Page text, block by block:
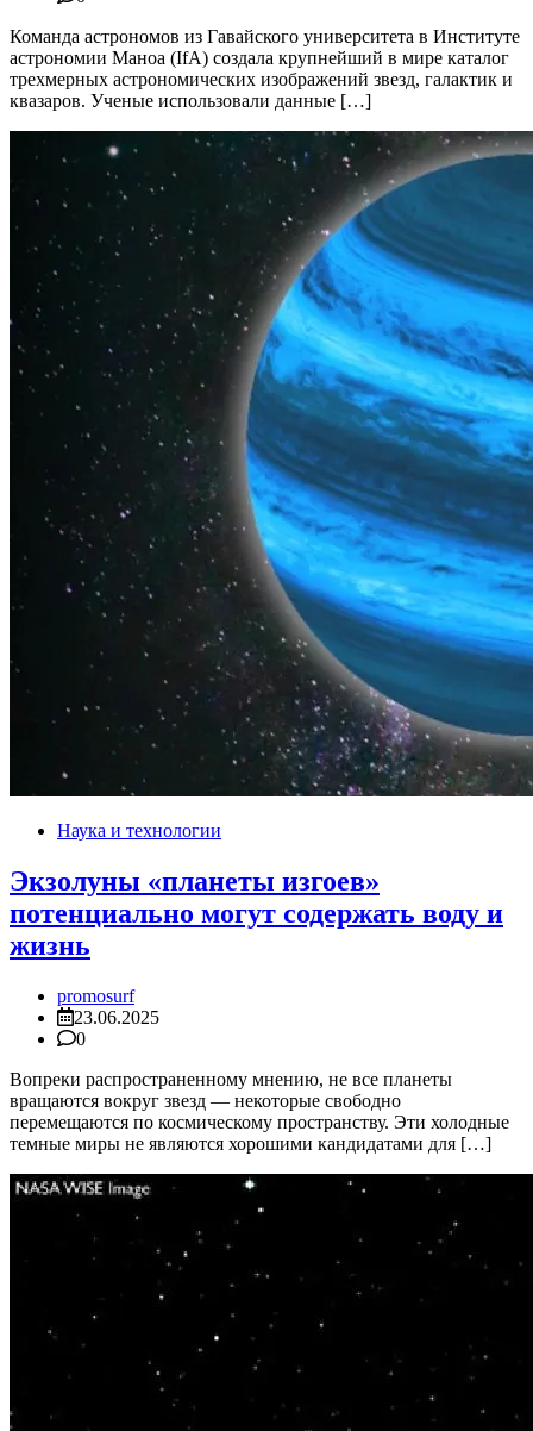
Команда астрономов из Гавайского университета в Институте
астрономии Маноа (IfA) создала крупнейший в мире каталог
трехмерных астрономических изображений звезд, галактик и
квазаров. Ученые использовали данные […]
Наука и технологии
Экзолуны «планеты изгоев»
потенциально могут содержать воду и
жизнь
promosurf
23.06.2025
0
Вопреки распространенному мнению, не все планеты
вращаются вокруг звезд — некоторые свободно
перемещаются по космическому пространству. Эти холодные
темные миры не являются хорошими кандидатами для […]